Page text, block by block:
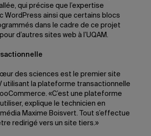
qui précise que l’expertise
WordPress ainsi que certains blocs
dans le cadre de ce projet
d’autres sites web à l’UQAM.
des sciences est le premier site
utilisant la plateforme transactionnelle
«C’est une plateforme
explique le technicien en
Maxime Boisvert. Tout s’effectue
redirigé vers un site tiers.»